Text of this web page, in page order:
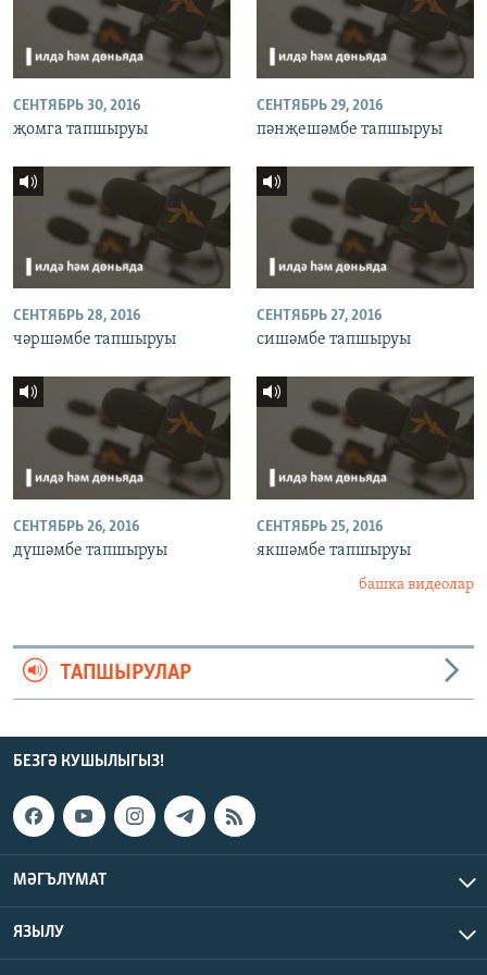
СЕНТЯБРЬ 30, 2016
җомга тапшыруы
СЕНТЯБРЬ 29, 2016
пәнҗешәмбе тапшыруы
СЕНТЯБРЬ 28, 2016
чәршәмбе тапшыруы
СЕНТЯБРЬ 27, 2016
сишәмбе тапшыруы
СЕНТЯБРЬ 26, 2016
дүшәмбе тапшыруы
СЕНТЯБРЬ 25, 2016
якшәмбе тапшыруы
башка видеолар
ТАПШЫРУЛАР
БЕЗГӘ КУШЫЛЫГЫЗ!
МӘГЪЛҮМАТ
ЯЗЫЛУ